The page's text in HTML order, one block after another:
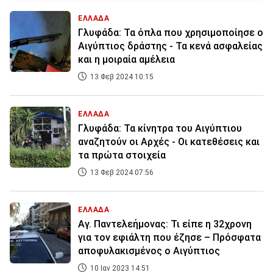
ΕΛΛΑΔΑ
Γλυφάδα: Τα όπλα που χρησιμοποίησε ο
Αιγύπτιος δράστης - Τα κενά ασφαλείας
και η μοιραία αμέλεια
13 Φεβ 2024 10:15
ΕΛΛΑΔΑ
Γλυφάδα: Τα κίνητρα του Αιγύπτιου
αναζητούν οι Αρχές - Οι κατεθέσεις και
τα πρώτα στοιχεία
13 Φεβ 2024 07:56
ΕΛΛΑΔΑ
Αγ. Παντελεήμονας: Τι είπε η 32χρονη
για τον εφιάλτη που έζησε – Πρόσφατα
αποφυλακισμένος ο Αιγύπτιος
10 Ιαν 2023 14:51